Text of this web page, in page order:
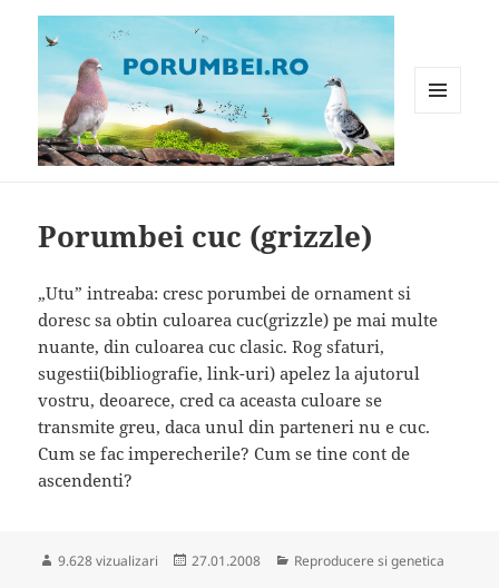
Porumbei cuc (grizzle)
„Utu” intreaba: cresc porumbei de ornament si
doresc sa obtin culoarea cuc(grizzle) pe mai multe
nuante, din culoarea cuc clasic. Rog sfaturi,
sugestii(bibliografie, link-uri) apelez la ajutorul
vostru, deoarece, cred ca aceasta culoare se
transmite greu, daca unul din parteneri nu e cuc.
Cum se fac imperecherile? Cum se tine cont de
ascendenti?
9.628 vizualizari
Publicat
27.01.2008 Categorii
Reproducere si genetica